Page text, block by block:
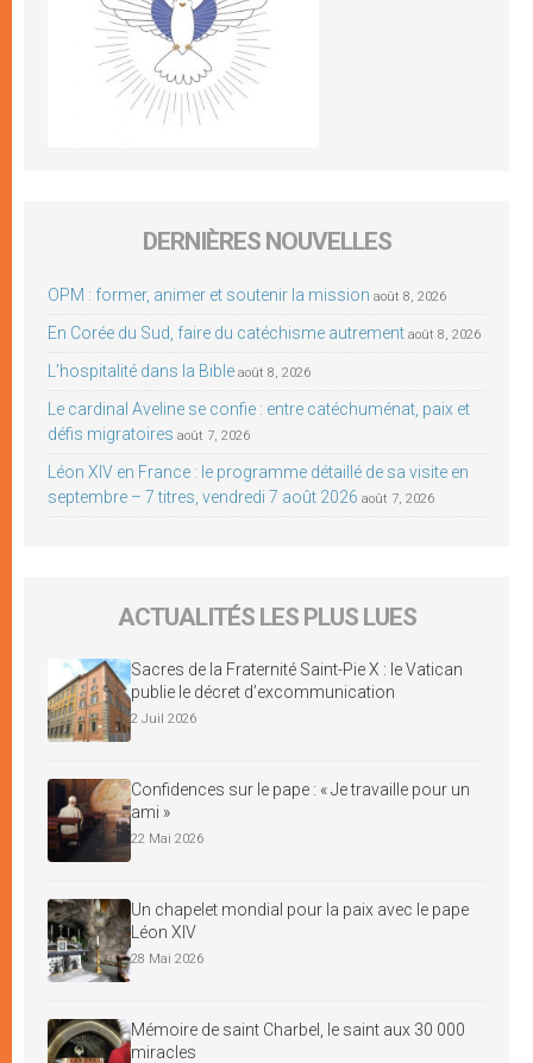
DERNIÈRES NOUVELLES
OPM : former, animer et soutenir la mission août 8, 2026
En Corée du Sud, faire du catéchisme autrement août 8, 2026
L’hospitalité dans la Bible août 8, 2026
Le cardinal Aveline se confie : entre catéchuménat, paix et
défis migratoires août 7, 2026
Léon XIV en France : le programme détaillé de sa visite en
septembre – 7 titres, vendredi 7 août 2026 août 7, 2026
ACTUALITÉS LES PLUS LUES
Sacres de la Fraternité Saint-Pie X : le Vatican
publie le décret d’excommunication
2 Juil 2026
Confidences sur le pape : « Je travaille pour un
ami »
22 Mai 2026
Un chapelet mondial pour la paix avec le pape
Léon XIV
28 Mai 2026
Mémoire de saint Charbel, le saint aux 30 000
miracles